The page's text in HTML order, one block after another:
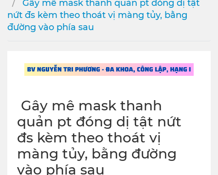
️ Gây mê mask thanh quản pt đóng dị tật
nứt đs kèm theo thoát vị màng tủy, bằng
đường vào phía sau
️ Gây mê mask thanh
quản pt đóng dị tật nứt
đs kèm theo thoát vị
màng tủy, bằng đường
vào phía sau